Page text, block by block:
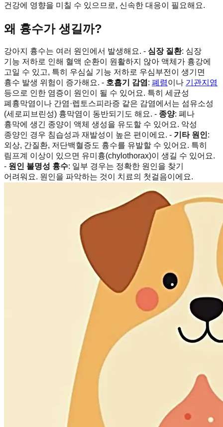
건강에 영향을 미칠 수 있으므로, 신속한 대응이 필요해요.
왜 흉수가 생길까?
강아지 흉수는 여러 원인에서 발생해요. - 심장 질환: 심장
기능 저하로 인해 혈액 순환이 원활하지 않아 액체가 흉강에
고일 수 있고, 특히 우심실 기능 저하로 우심부전이 생기면
흉수 발생 위험이 증가해요. - 호흡기 감염: 폐렴이나 기관지염
등으로 인한 염증이 원인이 될 수 있어요. 특히 세균성
폐흉막염이나 간염·렙토스피라증 같은 감염에서는 섬유소성
(세로피브린성) 흉막염이 동반되기도 해요. - 종양: 폐나
흉막에 생긴 종양이 액체 생성을 유도할 수 있어요. 악성
종양인 경우 침습성과 재발성이 높은 편이에요. - 기타 원인:
외상, 간질환, 저단백혈증도 흉수를 유발할 수 있어요. 특히
림프계 이상이 있으면 유미흉(chylothorax)이 생길 수 있어요.
- 원인 불명성 흉수: 일부 경우는 정확한 원인을 찾기
어려워요. 원인을 파악하는 것이 치료의 첫걸음이에요.